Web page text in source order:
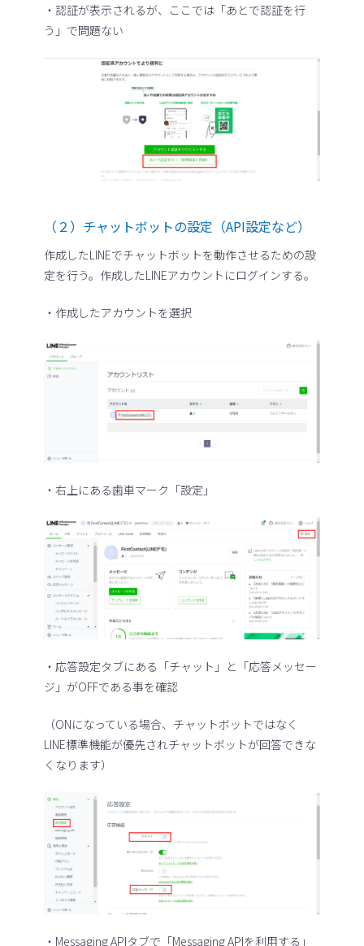
・認証が表示されるが、ここでは「あとで認証を行
う」で問題ない
（２）チャットボットの設定（API設定など）
作成したLINEでチャットボットを動作させるための設
定を行う。作成したLINEアカウントにログインする。
・作成したアカウントを選択
・右上にある歯車マーク「設定」
・応答設定タブにある「チャット」と「応答メッセー
ジ」がOFFである事を確認
（ONになっている場合、チャットボットではなく
LINE標準機能が優先されチャットボットが回答できな
くなります）
・Messaging APIタブで「Messaging APIを利用する」